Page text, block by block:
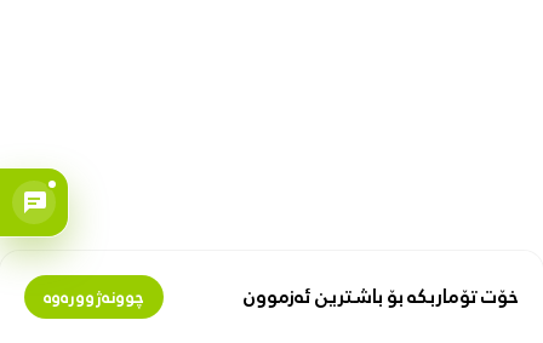
خۆت تۆماربکە بۆ باشترین ئەزموون چوونەژوورەوە